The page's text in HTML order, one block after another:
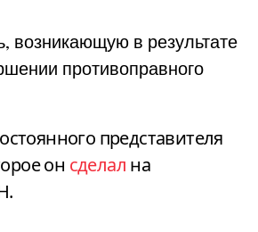
возникающую в результате
противоправного
представителя
он сделал на